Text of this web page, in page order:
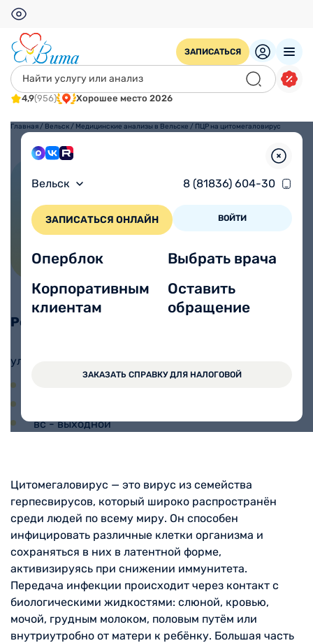
ЗАПИСАТЬСЯ
4,9(956) Хорошее место 2026
Вельск 8 (81836) 604-30
ЗАПИСАТЬСЯ ОНЛАЙН ВОЙТИ
Оперблок
Корпоративным
клиентам
Выбрать врача
Оставить
обращение
ЗАКАЗАТЬ СПРАВКУ ДЛЯ НАЛОГОВОЙ
Главная / Вельск / Медицинские анализы в Вельске / ПЦР на цитомегаловирус
ПЦР на цитомегаловирус
(CMV)
Режим взятия анализов:
ул. Дзержинского, 123
вс - выходной
Цитомегаловирус — это вирус из семейства
герпесвирусов, который широко распространён
среди людей по всему миру. Он способен
инфицировать различные клетки организма и
сохраняться в них в латентной форме,
активизируясь при снижении иммунитета.
Передача инфекции происходит через контакт с
биологическими жидкостями: слюной, кровью,
мочой, грудным молоком, половым путём или
внутриутробно от матери к ребёнку. Большая часть